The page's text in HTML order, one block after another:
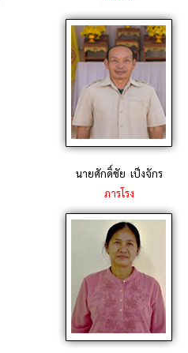
นายศักดิ์ชัย เป็งจักร
ภารโรง